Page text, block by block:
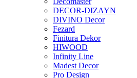
DECOR-DIZAYN
DIVINO Decor
Fezard
Finitura Dekor
HIWOOD
Infinity Line
Madest Decor
Pro Design